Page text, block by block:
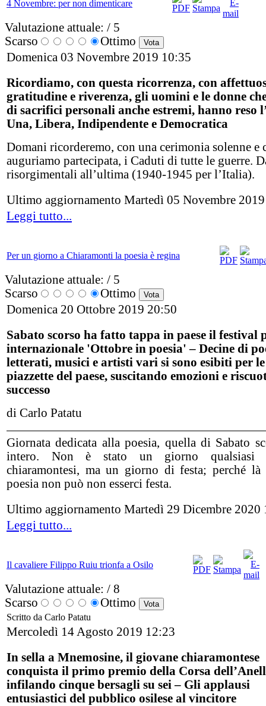
4 Novembre: per non dimenticare
Valutazione attuale: / 5
Scarso
Ottimo
Domenica 03 Novembre 2019 10:35
Ricordiamo, con questa ricorrenza, con
gratitudine e riverenza, gli uomini e le donne
di sacrifici personali anche estremi, hanno reso
Una, Libera, Indipendente e Democratica
Domani ricorderemo, con una cerimonia solenne e
auguriamo partecipata, i Caduti di tutte le guerre.
risorgimentali all’ultima (1940-1945 per l’Italia).
Ultimo aggiornamento Martedì 05 Novembre
Leggi tutto...
Per un giorno a Chiaramonti la poesia è regina
Valutazione attuale: / 5
Scarso
Ottimo
Domenica 20 Ottobre 2019 20:50
Sabato scorso ha fatto tappa in paese il festival
internazionale 'Ottobre in poesia' – Decine di
letterati, musici e artisti vari si sono esibiti per le
piazzette del paese, suscitando emozioni e
successo
di Carlo Patatu
Giornata dedicata alla poesia, quella di Sabato
intero. Non è stato un giorno qualsiasi
chiaramontesi, ma un giorno di festa; perché là
poesia non può non esserci festa.
Ultimo aggiornamento Martedì 29 Dicembre 2020
Leggi tutto...
Il cavaliere Filippo Ruiu trionfa a Osilo
Valutazione attuale: / 8
Scarso
Ottimo
Scritto da Carlo Patatu
Mercoledì 14 Agosto 2019 12:23
In sella a Mnemosine, il giovane chiaramontese
conquista il primo premio della Corsa
infilando cinque bersagli su sei – Gli applausi
entusiastici del pubblico osilese al vincitore